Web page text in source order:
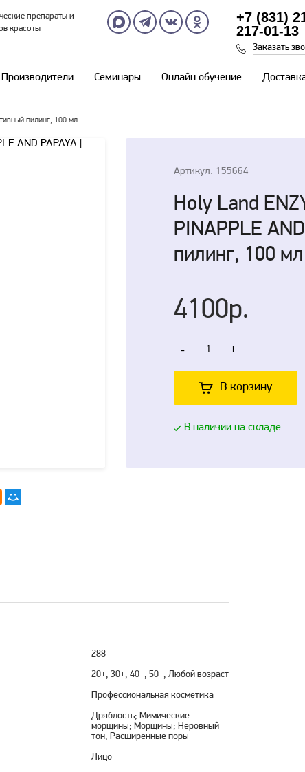
препараты и
красоты
+7 (831)
217-01-13
Заказать
Производители Семинары Онлайн обучение
пилинг, 100 мл
Артикул: 155664
Holy Land
PINAPPLE
пилинг, 100 мл
4100р.
- +
В корзину
В наличии на складе
288
20+; 30+; 40+; 50+; Любой возраст
Профессиональная косметика
Дряблость; Мимические
морщины; Морщины; Неровный
тон; Расширенные поры
Лицо